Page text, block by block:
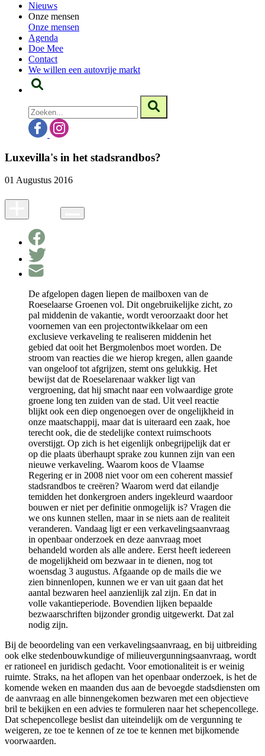
Nieuws
Onze mensen
Onze mensen
Agenda
Doe Mee
Contact
We willen een autovrije markt
Luxevilla's in het stadsrandbos?
01 Augustus 2016
De afgelopen dagen liepen de mailboxen van de
Roeselaarse Groenen vol. Dit ongebruikelijke zicht, zo
pal middenin de vakantie, wordt veroorzaakt door het
voornemen van een projectontwikkelaar om een
exclusieve verkaveling te realiseren middenin het
gebied dat ooit het Bergmolenbos moet worden. De
stroom van reacties die we hierop kregen, allen gaande
van ongeloof tot afgrijzen, stemt ons gelukkig. Het
bewijst dat de Roeselarenaar wakker ligt van
vergroening, dat hij smacht naar een volwaardige grote
groene long ten zuiden van de stad. Uit veel reactie
blijkt ook een diep ongenoegen over de ongelijkheid in
onze maatschappij, maar dat is uiteraard een zaak, hoe
terecht ook, die de stedelijke context ruimschoots
overstijgt. Op zich is het eigenlijk onbegrijpelijk dat er
op die plaats überhaupt sprake zou kunnen zijn van een
nieuwe verkaveling. Waarom koos de Vlaamse
Regering er in 2008 niet voor om een coherent massief
stadsrandbos te creëren? Waarom werd dat eilandje
temidden het donkergroen anders ingekleurd waardoor
bouwen er niet per definitie onmogelijk is? Vragen die
we ons kunnen stellen, maar in se niets aan de realiteit
veranderen. Vandaag ligt er een verkavelingsaanvraag
in openbaar onderzoek en deze aanvraag moet
behandeld worden als alle andere. Eerst heeft iedereen
de mogelijkheid om bezwaar in te dienen, nog tot
woensdag 3 augustus. Afgaande op de mails die we
zien binnenlopen, kunnen we er van uit gaan dat het
aantal bezwaren heel aanzienlijk zal zijn. En dat in
volle vakantieperiode. Bovendien lijken bepaalde
bezwaarschriften bijzonder grondig uitgewerkt. Dat zal
nodig zijn.
Bij de beoordeling van een verkavelingsaanvraag, en bij uitbreiding
ook elke stedenbouwkundige of milieuvergunningsaanvraag, wordt
er rationeel en juridisch gedacht. Voor emotionaliteit is er weinig
ruimte. Straks, na het aflopen van het openbaar onderzoek, is het de
komende weken en maanden dus aan de bevoegde stadsdiensten om
de aanvraag en alle binnengekomen bezwaren met een objectieve
bril te bekijken en een advies te formuleren naar het schepencollege.
Dat schepencollege beslist dan uiteindelijk om de vergunning te
weigeren, ze toe te kennen of ze toe te kennen met bijkomende
voorwaarden.